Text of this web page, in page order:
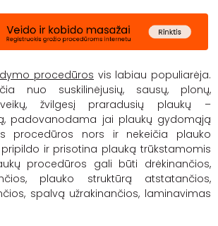
procedūros vis labiau populiarėja.
nuo suskilinėjusių, sausų, plonų,
žvilgesį praradusių plaukų –
padovanodama jai plaukų gydomąją
procedūros nors ir nekeičia plauko
ir prisotina plauką trūkstamomis
procedūros gali būti drėkinančios,
plauko struktūrą atstatančios,
spalvą užrakinančios, laminavimas